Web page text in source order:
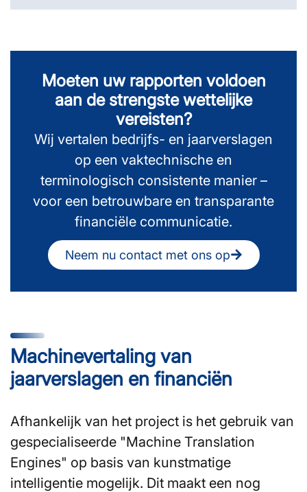
Moeten uw rapporten voldoen
aan de strengste wettelijke
vereisten?
Wij vertalen bedrijfs- en jaarverslagen
op een vaktechnische en
terminologisch consistente manier –
voor een betrouwbare en transparante
financiële communicatie.
Neem nu contact met ons op
Machinevertaling van
jaarverslagen en financiën
Afhankelijk van het project is het gebruik van
gespecialiseerde "Machine Translation
Engines" op basis van kunstmatige
intelligentie mogelijk. Dit maakt een nog